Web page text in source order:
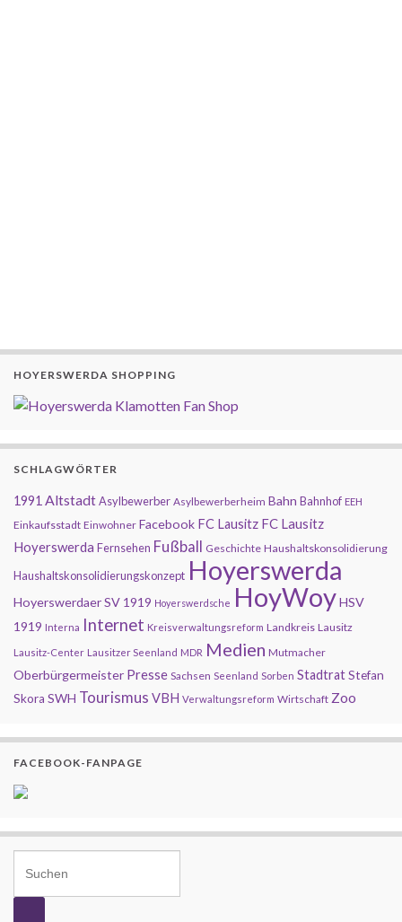
HOYERSWERDA SHOPPING
SCHLAGWÖRTER
1991 AltstadtAsylbewerber Asylbewerberheim Bahn Bahnhof EEH
Einkaufsstadt Einwohner Facebook FC Lausitz FC Lausitz
Hoyerswerda Fernsehen Fußball Geschichte Haushaltskonsolidierung
Haushaltskonsolidierungskonzept Hoyerswerda
Hoyerswerdaer SV 1919 Hoyerswerdsche HoyWoyHSV
1919 Interna Internet Kreisverwaltungsreform Landkreis Lausitz
Lausitz-Center Lausitzer Seenland MDR Medien Mutmacher
Oberbürgermeister Presse Sachsen Seenland Sorben StadtratStefan
Skora SWH Tourismus VBH Verwaltungsreform Wirtschaft Zoo
FACEBOOK-FANPAGE